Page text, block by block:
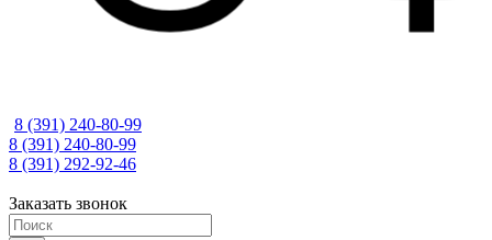
8 (391) 240-80-99
8 (391) 240-80-99
8 (391) 292-92-46
Заказать звонок